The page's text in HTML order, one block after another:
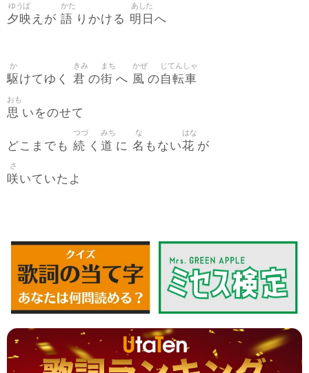
夕映
ゆうば
えが 語
かた
りかける 明日
あした
へ
駆
か
けてゆく 君
きみ
の街
まち
へ 風
かぜ
の自転車
じてんしゃ
思
おも
いをのせて
どこまでも 続
つづ
く 道
みち
に 名
な
もない花
はな
が
咲
さ
いていたよ